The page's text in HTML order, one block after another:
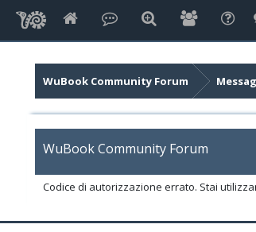
WuBook Community Forum
WuBook Community Forum
Codice di autorizzazione errato. Stai